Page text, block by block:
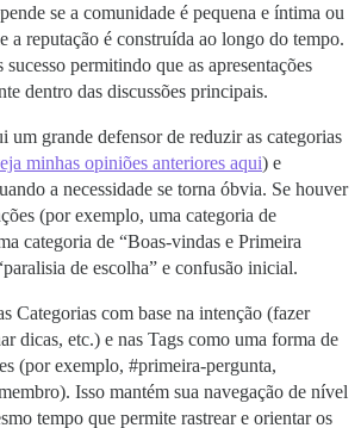
se a comunidade é pequena e íntima ou
a reputação é construída ao longo do tempo.
permitindo que as apresentações
dentro das discussões principais.
um grande defensor de reduzir as categorias
minhas opiniões anteriores aqui) e
a necessidade se torna óbvia. Se houver
(por exemplo, uma categoria de
categoria de “Boas-vindas e Primeira
de escolha” e confusão inicial.
Categorias com base na intenção (fazer
dicas, etc.) e nas Tags como uma forma de
(por exemplo, #primeira-pergunta,
). Isso mantém sua navegação de nível
tempo que permite rastrear e orientar os